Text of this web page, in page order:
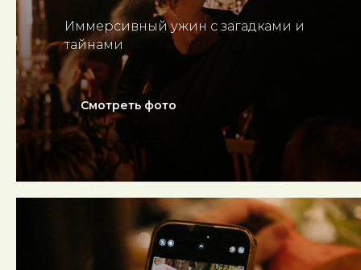
Иммерсивный ужин с загадками и
тайнами
Смотреть фото